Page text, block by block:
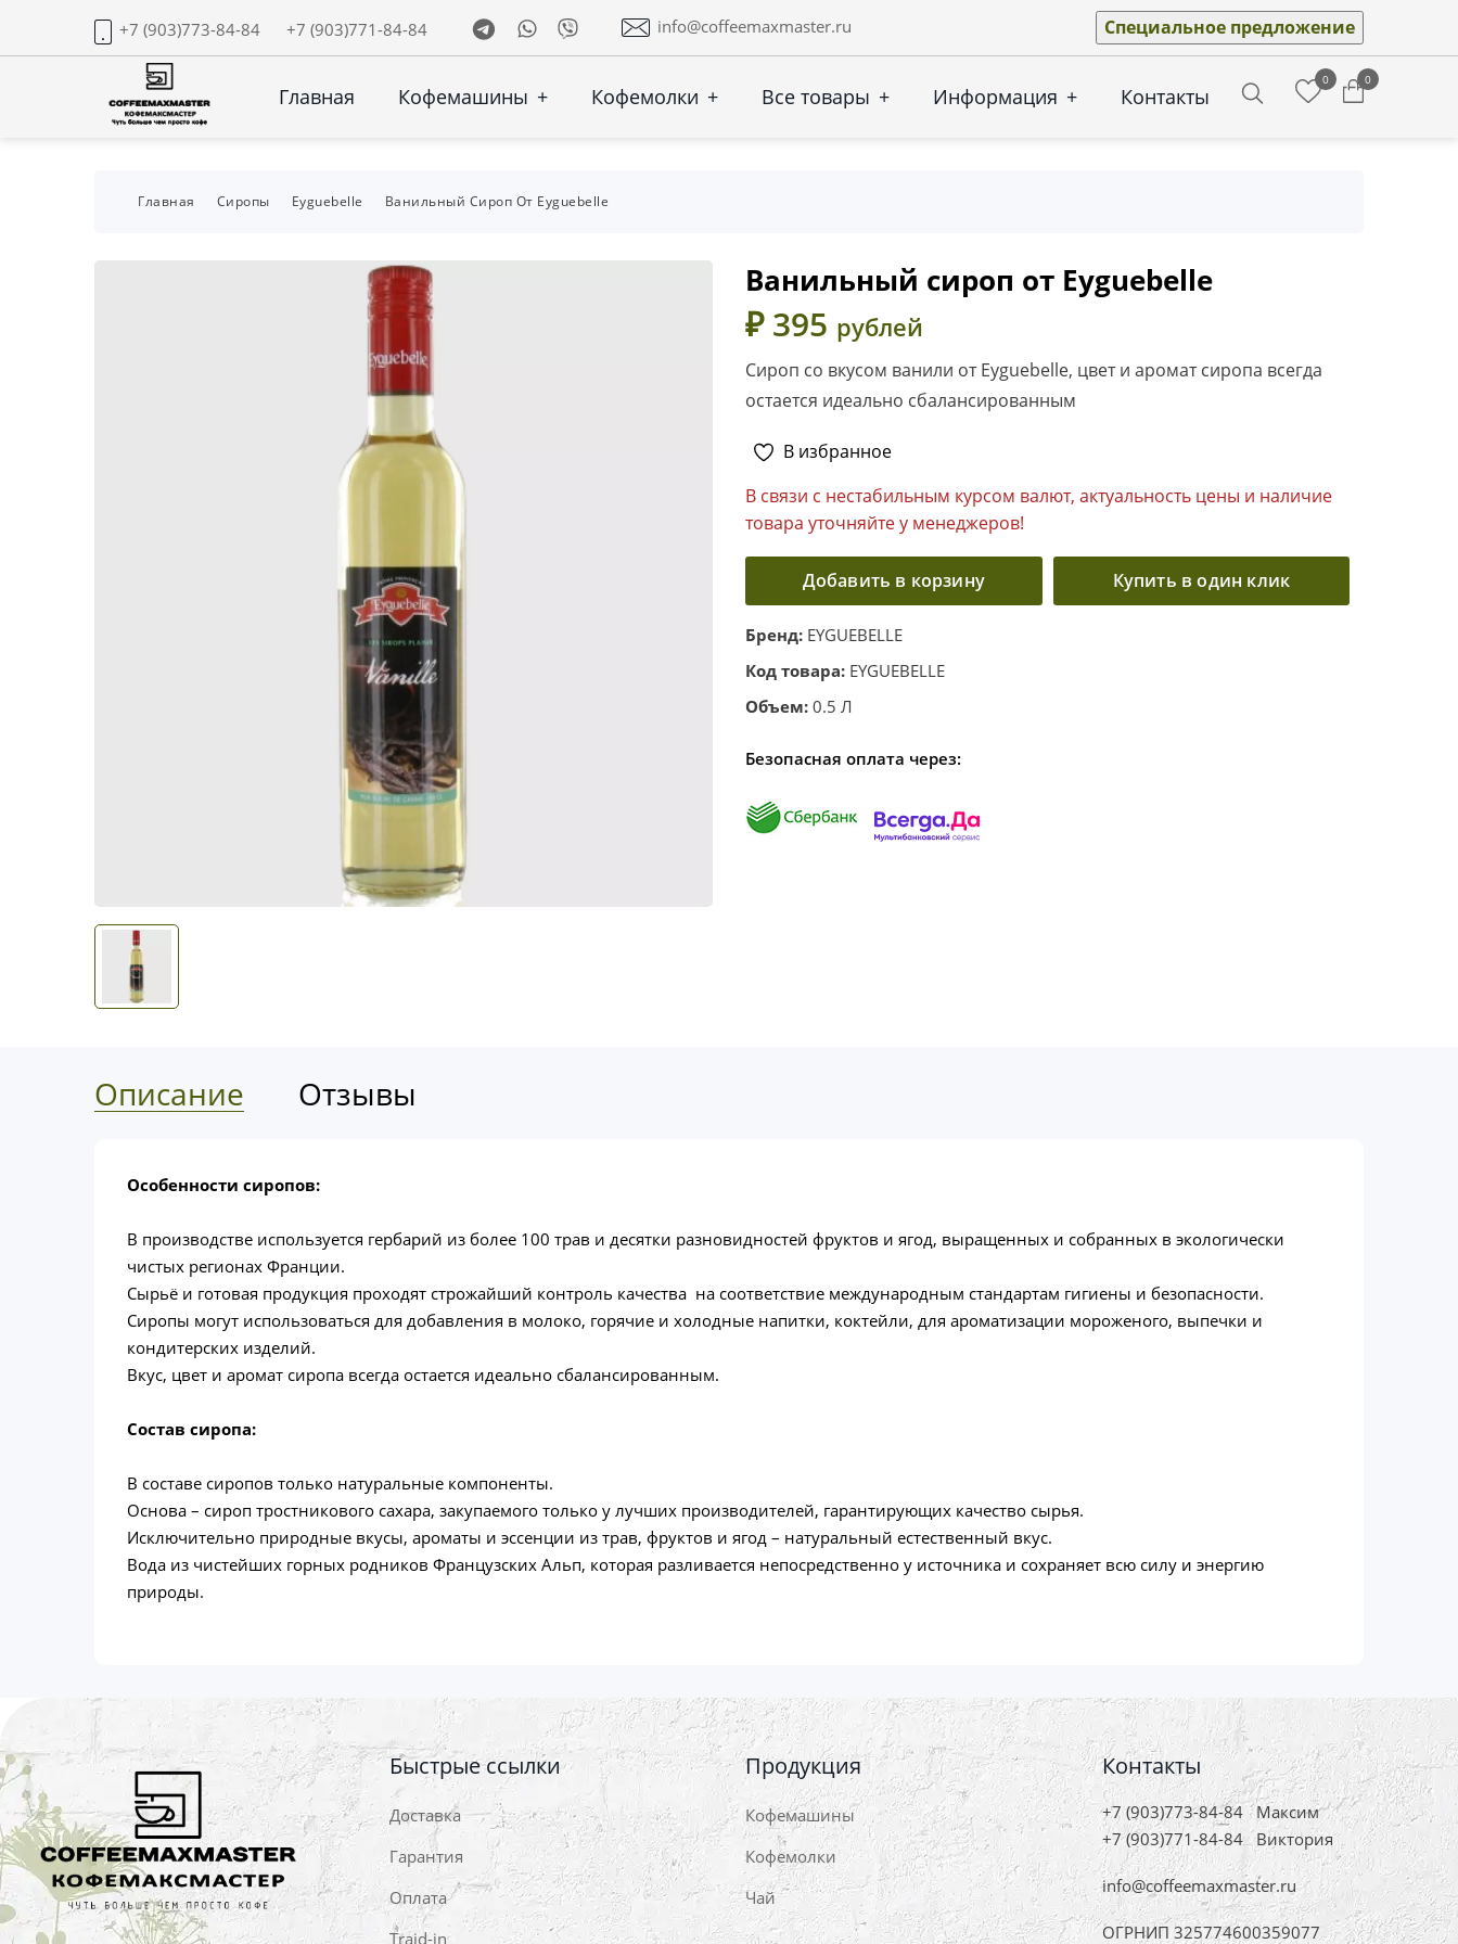
+7 (903)773-84-84 +7 (903)771-84-84 TelegramWhatsapp
Viber info@coffeemaxmaster.ru Специальное предложение
Главная Кофемашины + Кофемолки + Все товары + Информация + Контакты
0 0
Главная Сиропы Eyguebelle Ванильный Сироп От Eyguebelle
Ванильный сироп от Eyguebelle
₽ 395 рублей
Сироп со вкусом ванили от Eyguebelle, цвет и аромат сиропа всегда
остается идеально сбалансированным
В избранное
В связи с нестабильным курсом валют, актуальность цены и наличие
товара уточняйте у менеджеров!
Добавить в корзину Купить в один клик
Бренд: EYGUEBELLE
Код товара: EYGUEBELLE
Объем: 0.5 Л
Безопасная оплата через:
Описание Отзывы
Особенности сиропов:
В производстве используется гербарий из более 100 трав и десятки разновидностей фруктов и ягод, выращенных и собранных в экологически
чистых регионах Франции.
Сырьё и готовая продукция проходят строжайший контроль качества на соответствие международным стандартам гигиены и безопасности.
Сиропы могут использоваться для добавления в молоко, горячие и холодные напитки, коктейли, для ароматизации мороженого, выпечки и
кондитерских изделий.
Вкус, цвет и аромат сиропа всегда остается идеально сбалансированным.
Состав сиропа:
В составе сиропов только натуральные компоненты.
Основа – сироп тростникового сахара, закупаемого только у лучших производителей, гарантирующих качество сырья.
Исключительно природные вкусы, ароматы и эссенции из трав, фруктов и ягод – натуральный естественный вкус.
Вода из чистейших горных родников Французских Альп, которая разливается непосредственно у источника и сохраняет всю силу и энергию
природы.
Быстрые ссылки
Доставка
Гарантия
Оплата
Traid-in
Продукция
Кофемашины
Кофемолки
Чай
Контакты
+7 (903)773-84-84Максим
+7 (903)771-84-84Виктория
info@coffeemaxmaster.ru
ОГРНИП 325774600359077